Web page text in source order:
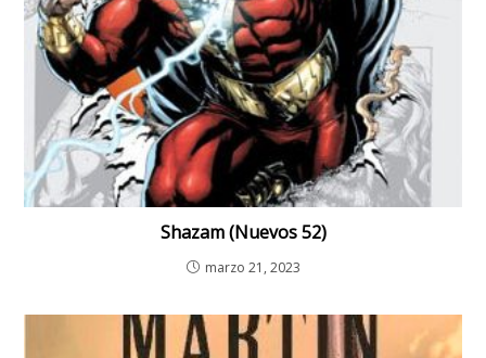
Shazam (Nuevos 52)
marzo 21, 2023